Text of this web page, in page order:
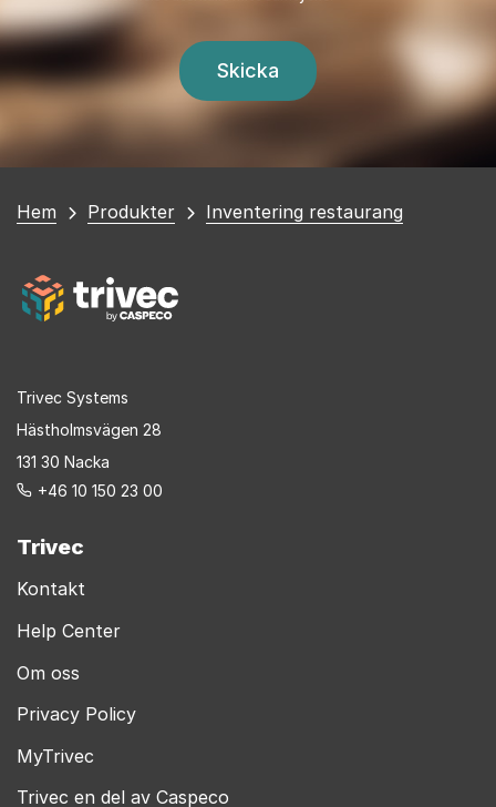
Du
Hem Produkter Inventering restaurang
Trivec Systems
Hästholmsvägen 28
131 30 Nacka
+46 10 150 23 00
Trivec
Kontakt
Help Center
Om oss
Privacy Policy
MyTrivec
Trivec en del av Caspeco